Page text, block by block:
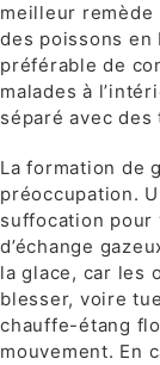
meilleur remède
des poissons
préférable de
malades à
séparé avec
La formation de
préoccupation.
suffocation pour
d’échange
la glace, car les
blesser, voire
chauffe-étang
mouvement. En